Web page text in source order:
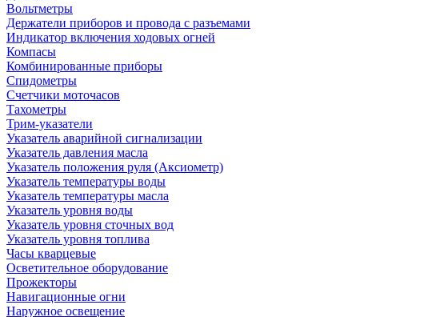
Вольтметры
Держатели приборов и провода с разъемами
Индикатор включения ходовых огней
Компасы
Комбинированные приборы
Спидометры
Счетчики моточасов
Тахометры
Трим-указатели
Указатель аварийной сигнализации
Указатель давления масла
Указатель положения руля (Аксиометр)
Указатель температуры воды
Указатель температуры масла
Указатель уровня воды
Указатель уровня сточных вод
Указатель уровня топлива
Часы кварцевые
Осветительное оборудование
Прожекторы
Навигационные огни
Наружное освещение